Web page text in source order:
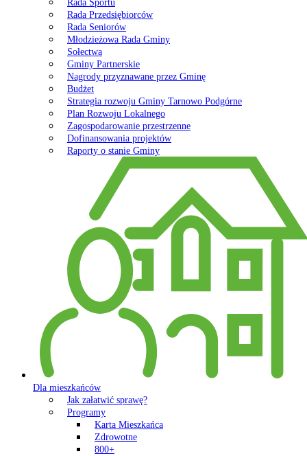
Rada Sportu
Rada Przedsiębiorców
Rada Seniorów
Młodzieżowa Rada Gminy
Sołectwa
Gminy Partnerskie
Nagrody przyznawane przez Gminę
Budżet
Strategia rozwoju Gminy Tarnowo Podgórne
Plan Rozwoju Lokalnego
Zagospodarowanie przestrzenne
Dofinansowania projektów
Raporty o stanie Gminy
Dla mieszkańców
Jak załatwić sprawę?
Programy
Karta Mieszkańca
Zdrowotne
800+